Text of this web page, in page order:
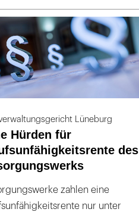
Lüneburg
Hürden für
des
zahlen eine
nur unter